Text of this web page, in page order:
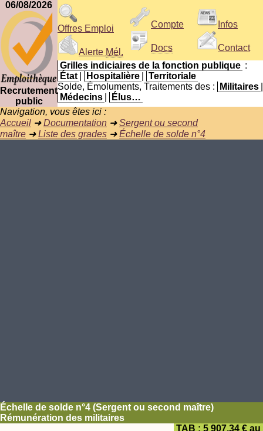
06/08/2026
Recrutement
public
Offres Emploi
Alerte Mél.
Compte
Docs
Infos
Contact
Grilles indiciaires de la fonction publique :
État
Hospitalière
Territoriale
Solde, Émoluments, Traitements des :
Militaires
Médecins
Élus…
Navigation, vous êtes ici :
Accueil ➜Documentation ➜Sergent ou second
maître ➜Liste des grades ➜Échelle de solde n°4
Échelle de solde n°4 (Sergent ou second maître)
Rémunération des militaires
TAB : 5 907,34 € au